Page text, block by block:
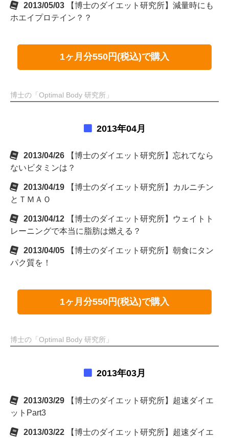
2013/05/03
【博士のダイエット研究所】減量時にも
ホエイプロテイン？？
1ヶ月分550円(税込)で購入
博士の「Optimal Body 研究所」
2013年04月
2013/04/26
【博士のダイエット研究所】忘れてなら
ないビタミンは？
2013/04/19
【博士のダイエット研究所】カルニチン
とＴＭＡＯ
2013/04/12
【博士のダイエット研究所】ウェイトト
レーニングで本当に脂肪は燃える？
2013/04/05
【博士のダイエット研究所】朝食にタン
パク質を！
1ヶ月分550円(税込)で購入
博士の「Optimal Body 研究所」
2013年03月
2013/03/29
【博士のダイエット研究所】超速ダイエ
ットPart3
2013/03/22 【博士のダイエット研究所】超速ダイエ